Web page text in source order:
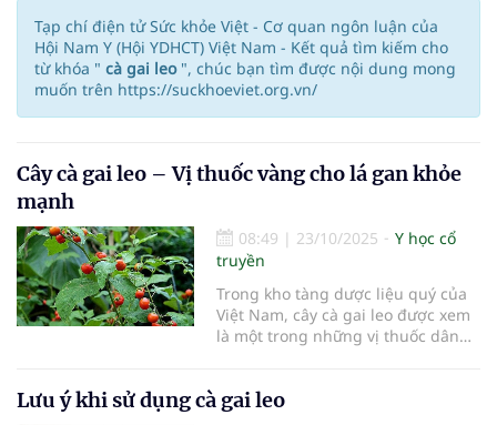
Tạp chí điện tử Sức khỏe Việt - Cơ quan ngôn luận của
Hội Nam Y (Hội YDHCT) Việt Nam - Kết quả tìm kiếm cho
từ khóa " cà gai leo ", chúc bạn tìm được nội dung mong
muốn trên https://suckhoeviet.org.vn/
Cây cà gai leo – Vị thuốc vàng cho lá gan khỏe
mạnh
08:49 | 23/10/2025
Y học cổ
truyền
Trong kho tàng dược liệu quý của
Việt Nam, cây cà gai leo được xem
là một trong những vị thuốc dân
viêm gan virus.
Lưu ý khi sử dụng cà gai leo